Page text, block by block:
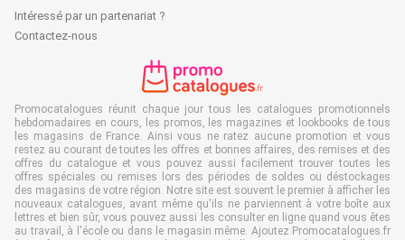
Intéressé par un partenariat ?
Contactez-nous
Promocatalogues réunit chaque jour tous les catalogues promotionnels
hebdomadaires en cours, les promos, les magazines et lookbooks de tous
les magasins de France. Ainsi vous ne ratez aucune promotion et vous
restez au courant de toutes les offres et bonnes affaires, des remises et des
offres du catalogue et vous pouvez aussi facilement trouver toutes les
offres spéciales ou remises lors des périodes de soldes ou déstockages
des magasins de votre région. Notre site est souvent le premier à afficher les
nouveaux catalogues, avant même qu'ils ne parviennent à votre boîte aux
lettres et bien sûr, vous pouvez aussi les consulter en ligne quand vous êtes
au travail, à l'école ou dans le magasin même. Ajoutez Promocatalogues.fr